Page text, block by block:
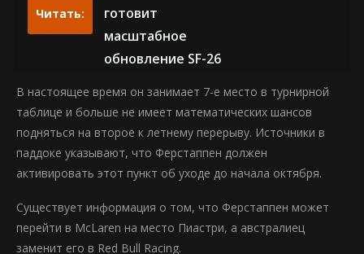
Читать:
готовит
масштабное
обновление SF-26
В настоящее время он занимает 7-е место в турнирной
таблице и больше не имеет математических шансов
подняться на второе к летнему перерыву. Источники в
паддоке указывают, что Ферстаппен должен
активировать этот пункт об уходе до начала октября.
Существует информация о том, что Ферстаппен может
перейти в McLaren на место Пиастри, а австралиец
заменит его в Red Bull Racing.